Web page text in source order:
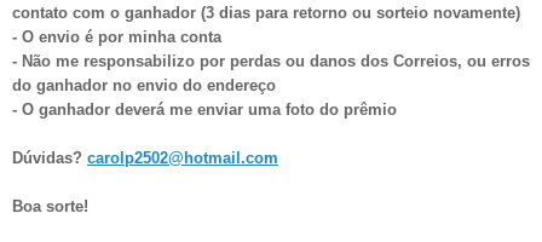
contato com o ganhador (3 dias para retorno ou sorteio novamente)
- O envio é por minha conta
- Não me responsabilizo por perdas ou danos dos Correios, ou erros
do ganhador no envio do endereço
- O ganhador deveráme enviar uma foto do prêmio
Dúvidas? carolp2502@hotmail.com
Boa sorte!